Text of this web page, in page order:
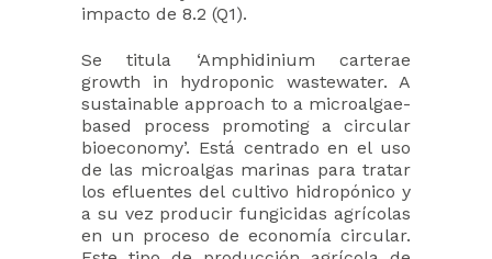
impacto de 8.2 (Q1).
Se titula ‘Amphidinium carterae
growth in hydroponic wastewater. A
sustainable approach to a microalgae-
based process promoting a circular
bioeconomy’. Está centrado en el uso
de las microalgas marinas para tratar
los efluentes del cultivo hidropónico y
a su vez producir fungicidas agrícolas
en un proceso de economía circular.